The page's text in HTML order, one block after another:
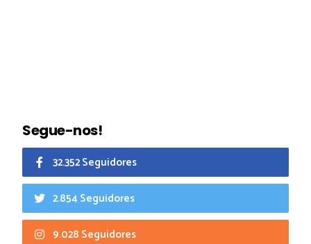
Segue-nos!
32.352 Seguidores
2.854 Seguidores
9.028 Seguidores